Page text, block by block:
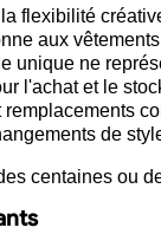
flexibilité
aux
unique ne
l'achat et le
remplacements
de
centaines ou